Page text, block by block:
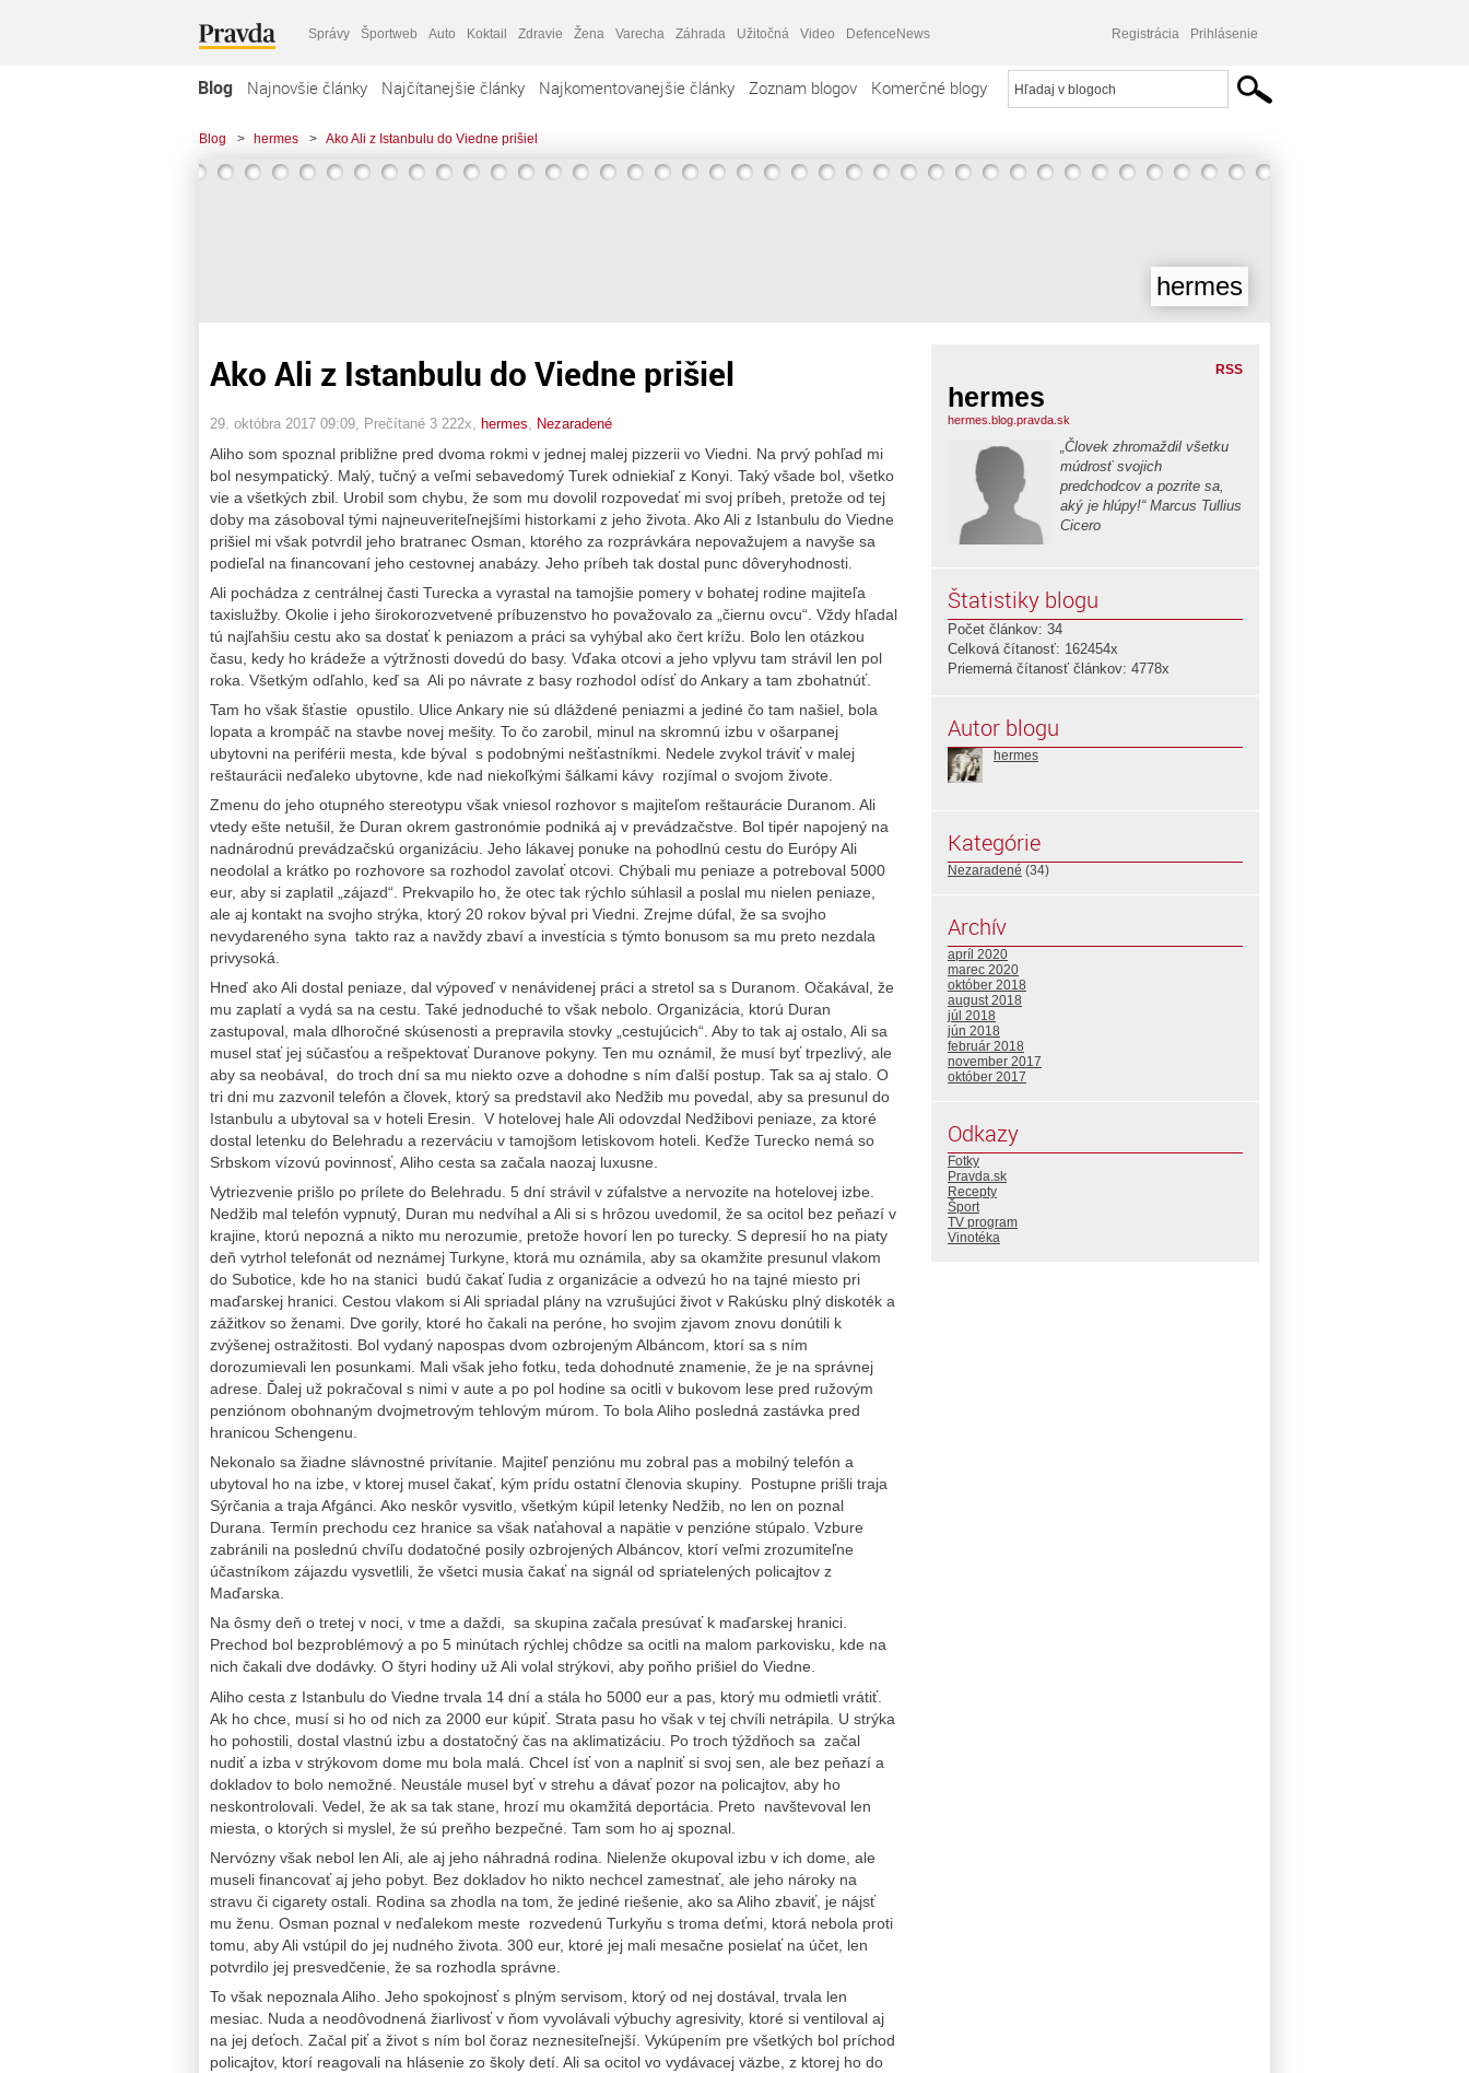
Správy Športweb Auto Koktail Zdravie Žena Varecha Záhrada Užitočná Video DefenceNews Registrácia Prihlásenie
Blog Najnovšie články Najčítanejšie články Najkomentovanejšie články Zoznam blogov Komerčné blogy
Blog > hermes > Ako Ali z Istanbulu do Viedne prišiel
hermes
Ako Ali z Istanbulu do Viedne prišiel
29. októbra 2017 09:09 , Prečítané 3 222x, hermes Nezaradené
Aliho som spoznal približne pred dvoma rokmi v jednej malej pizzerii vo Viedni. Na prvý pohľad mi
bol nesympatický. Malý, tučný a veľmi sebavedomý Turek odniekiaľ z Konyi. Taký všade bol, všetko
vie a všetkých zbil. Urobil som chybu, že som mu dovolil rozpovedať mi svoj príbeh, pretože od tej
doby ma zásoboval tými najneuveriteľnejšími historkami z jeho života. Ako Ali z Istanbulu do Viedne
prišiel mi však potvrdil jeho bratranec Osman, ktorého za rozprávkára nepovažujem a navyše sa
podieľal na financovaní jeho cestovnej anabázy. Jeho príbeh tak dostal punc dôveryhodnosti.
Ali pochádza z centrálnej časti Turecka a vyrastal na tamojšie pomery v bohatej rodine majiteľa
taxislužby. Okolie i jeho širokorozvetvené príbuzenstvo ho považovalo za „čiernu ovcu“. Vždy hľadal
tú najľahšiu cestu ako sa dostať k peniazom a práci sa vyhýbal ako čert krížu. Bolo len otázkou
času, kedy ho krádeže a výtržnosti dovedú do basy. Vďaka otcovi a jeho vplyvu tam strávil len pol
roka. Všetkým odľahlo, keď sa Ali po návrate z basy rozhodol odísť do Ankary a tam zbohatnúť.
Tam ho však šťastie opustilo. Ulice Ankary nie sú dláždené peniazmi a jediné čo tam našiel, bola
lopata a krompáč na stavbe novej mešity. To čo zarobil, minul na skromnú izbu v ošarpanej
ubytovni na periférii mesta, kde býval s podobnými nešťastníkmi. Nedele zvykol tráviť v malej
reštaurácii neďaleko ubytovne, kde nad niekoľkými šálkami kávy rozjímal o svojom živote.
Zmenu do jeho otupného stereotypu však vniesol rozhovor s majiteľom reštaurácie Duranom. Ali
vtedy ešte netušil, že Duran okrem gastronómie podniká aj v prevádzačstve. Bol tipér napojený na
nadnárodnú prevádzačskú organizáciu. Jeho lákavej ponuke na pohodlnú cestu do Európy Ali
neodolal a krátko po rozhovore sa rozhodol zavolať otcovi. Chýbali mu peniaze a potreboval 5000
eur, aby si zaplatil „zájazd“. Prekvapilo ho, že otec tak rýchlo súhlasil a poslal mu nielen peniaze,
ale aj kontakt na svojho strýka, ktorý 20 rokov býval pri Viedni. Zrejme dúfal, že sa svojho
nevydareného syna takto raz a navždy zbaví a investícia s týmto bonusom sa mu preto nezdala
privysoká.
Hneď ako Ali dostal peniaze, dal výpoveď v nenávidenej práci a stretol sa s Duranom. Očakával, že
mu zaplatí a vydá sa na cestu. Také jednoduché to však nebolo. Organizácia, ktorú Duran
zastupoval, mala dlhoročné skúsenosti a prepravila stovky „cestujúcich“. Aby to tak aj ostalo, Ali sa
musel stať jej súčasťou a rešpektovať Duranove pokyny. Ten mu oznámil, že musí byť trpezlivý, ale
aby sa neobával, do troch dní sa mu niekto ozve a dohodne s ním ďalší postup. Tak sa aj stalo. O
tri dni mu zazvonil telefón a človek, ktorý sa predstavil ako Nedžib mu povedal, aby sa presunul do
Istanbulu a ubytoval sa v hoteli Eresin. V hotelovej hale Ali odovzdal Nedžibovi peniaze, za ktoré
dostal letenku do Belehradu a rezerváciu v tamojšom letiskovom hoteli. Keďže Turecko nemá so
Srbskom vízovú povinnosť, Aliho cesta sa začala naozaj luxusne.
Vytriezvenie prišlo po prílete do Belehradu. 5 dní strávil v zúfalstve a nervozite na hotelovej izbe.
Nedžib mal telefón vypnutý, Duran mu nedvíhal a Ali si s hrôzou uvedomil, že sa ocitol bez peňazí v
krajine, ktorú nepozná a nikto mu nerozumie, pretože hovorí len po turecky. S depresií ho na piaty
deň vytrhol telefonát od neznámej Turkyne, ktorá mu oznámila, aby sa okamžite presunul vlakom
do Subotice, kde ho na stanici budú čakať ľudia z organizácie a odvezú ho na tajné miesto pri
maďarskej hranici. Cestou vlakom si Ali spriadal plány na vzrušujúci život v Rakúsku plný diskoték a
zážitkov so ženami. Dve gorily, ktoré ho čakali na peróne, ho svojim zjavom znovu donútili k
zvýšenej ostražitosti. Bol vydaný napospas dvom ozbrojeným Albáncom, ktorí sa s ním
dorozumievali len posunkami. Mali však jeho fotku, teda dohodnuté znamenie, že je na správnej
adrese. Ďalej už pokračoval s nimi v aute a po pol hodine sa ocitli v bukovom lese pred ružovým
penziónom obohnaným dvojmetrovým tehlovým múrom. To bola Aliho posledná zastávka pred
hranicou Schengenu.
Nekonalo sa žiadne slávnostné privítanie. Majiteľ penziónu mu zobral pas a mobilný telefón a
ubytoval ho na izbe, v ktorej musel čakať, kým prídu ostatní členovia skupiny. Postupne prišli traja
Sýrčania a traja Afgánci. Ako neskôr vysvitlo, všetkým kúpil letenky Nedžib, no len on poznal
Durana. Termín prechodu cez hranice sa však naťahoval a napätie v penzióne stúpalo. Vzbure
zabránili na poslednú chvíľu dodatočné posily ozbrojených Albáncov, ktorí veľmi zrozumiteľne
účastníkom zájazdu vysvetlili, že všetci musia čakať na signál od spriatelených policajtov z
Maďarska.
Na ôsmy deň o tretej v noci, v tme a daždi, sa skupina začala presúvať k maďarskej hranici.
Prechod bol bezproblémový a po 5 minútach rýchlej chôdze sa ocitli na malom parkovisku, kde na
nich čakali dve dodávky. O štyri hodiny už Ali volal strýkovi, aby poňho prišiel do Viedne.
Aliho cesta z Istanbulu do Viedne trvala 14 dní a stála ho 5000 eur a pas, ktorý mu odmietli vrátiť.
Ak ho chce, musí si ho od nich za 2000 eur kúpiť. Strata pasu ho však v tej chvíli netrápila. U strýka
ho pohostili, dostal vlastnú izbu a dostatočný čas na aklimatizáciu. Po troch týždňoch sa začal
nudiť a izba v strýkovom dome mu bola malá. Chcel ísť von a naplniť si svoj sen, ale bez peňazí a
dokladov to bolo nemožné. Neustále musel byť v strehu a dávať pozor na policajtov, aby ho
neskontrolovali. Vedel, že ak sa tak stane, hrozí mu okamžitá deportácia. Preto navštevoval len
miesta, o ktorých si myslel, že sú preňho bezpečné. Tam som ho aj spoznal.
Nervózny však nebol len Ali, ale aj jeho náhradná rodina. Nielenže okupoval izbu v ich dome, ale
museli financovať aj jeho pobyt. Bez dokladov ho nikto nechcel zamestnať, ale jeho nároky na
stravu či cigarety ostali. Rodina sa zhodla na tom, že jediné riešenie, ako sa Aliho zbaviť, je nájsť
mu ženu. Osman poznal v neďalekom meste rozvedenú Turkyňu s troma deťmi, ktorá nebola proti
tomu, aby Ali vstúpil do jej nudného života. 300 eur, ktoré jej mali mesačne posielať na účet, len
potvrdilo jej presvedčenie, že sa rozhodla správne.
To však nepoznala Aliho. Jeho spokojnosť s plným servisom, ktorý od nej dostával, trvala len
mesiac. Nuda a neodôvodnená žiarlivosť v ňom vyvolávali výbuchy agresivity, ktoré si ventiloval aj
na jej deťoch. Začal piť a život s ním bol čoraz neznesiteľnejší. Vykúpením pre všetkých bol príchod
policajtov, ktorí reagovali na hlásenie zo školy detí. Ali sa ocitol vo vydávacej väzbe, z ktorej ho do
RSS
hermes
hermes.blog.pravda.sk
„Človek zhromaždil všetku
múdrosť svojich
predchodcov a pozrite sa,
aký je hlúpy!“ Marcus Tullius
Cicero
Štatistiky blogu
Počet článkov: 34
Celková čítanosť: 162454x
Priemerná čítanosť článkov: 4778x
Autor blogu
hermes
Kategórie
Nezaradené (34)
Archív
apríl 2020
marec 2020
október 2018
august 2018
júl 2018
jún 2018
február 2018
november 2017
október 2017
Odkazy
Fotky
Pravda.sk
Recepty
Šport
TV program
Vinotéka